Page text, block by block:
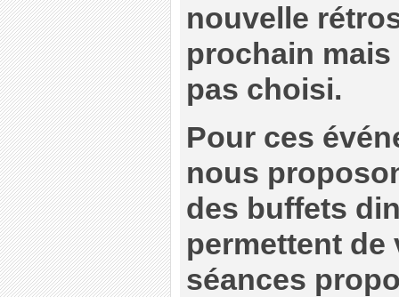
nouvelle
prochain mais
pas choisi.
Pour ces
nous
des buffets
permettent de
séances